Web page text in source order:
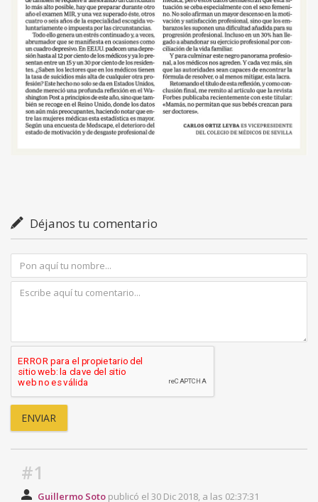
Déjanos tu comentario
#1
Guillermo Soto publicó el 30 Dic 2018, a las 02:37:31